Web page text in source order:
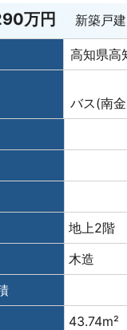
万円 新築戸建
高知県
バス(南
地上2階
木造
43.74m²